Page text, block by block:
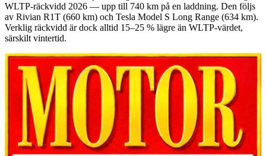
WLTP-räckvidd 2026 — upp till 740 km på en laddning. Den följs
av Rivian R1T (660 km) och Tesla Model S Long Range (634 km).
Verklig räckvidd är dock alltid 15–25 % lägre än WLTP-värdet,
särskilt vintertid.